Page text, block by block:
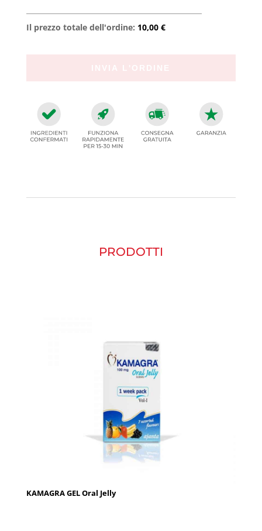
Il prezzo totale dell'ordine: 10,00 €
PRODOTTI
KAMAGRA GEL Oral Jelly